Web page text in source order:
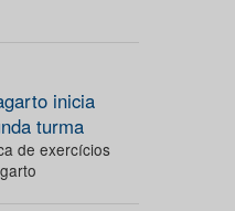
inicia
turma
de exercícios